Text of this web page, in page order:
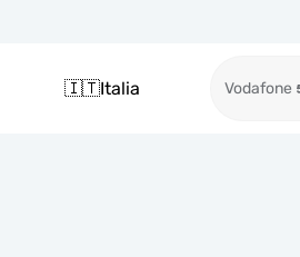
🇮🇹Italia Vodafone